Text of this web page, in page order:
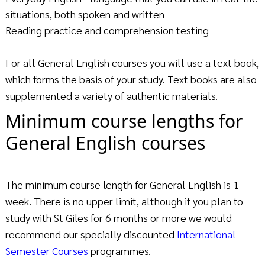
situations, both spoken and written
Reading practice and comprehension testing
For all General English courses you will use a text book,
which forms the basis of your study. Text books are also
supplemented a variety of authentic materials.
Minimum course lengths for
General English courses
The minimum course length for General English is 1
week. There is no upper limit, although if you plan to
study with St Giles for 6 months or more we would
recommend our specially discounted International
Semester Courses programmes.